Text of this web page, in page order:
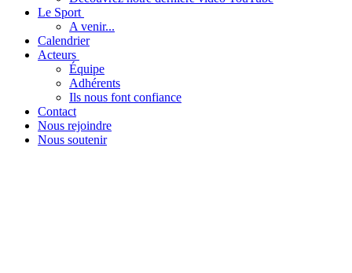
Le Sport
A venir...
Calendrier
Acteurs
Équipe
Adhérents
Ils nous font confiance
Contact
Nous rejoindre
Nous soutenir